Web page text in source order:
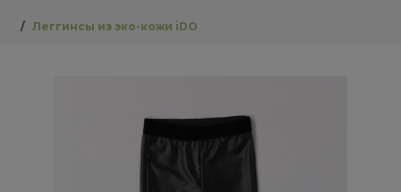
Леггинсы из эко-кожи iDO